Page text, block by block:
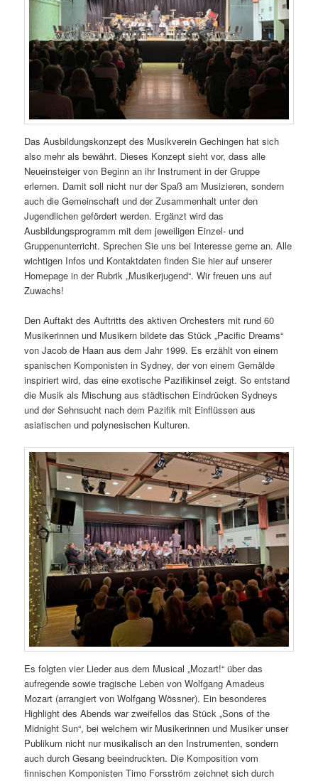
Das Ausbildungskonzept des Musikverein Gechingen hat sich
also mehr als bewährt. Dieses Konzept sieht vor, dass alle
Neueinsteiger von Beginn an ihr Instrument in der Gruppe
erlernen. Damit soll nicht nur der Spaß am Musizieren, sondern
auch die Gemeinschaft und der Zusammenhalt unter den
Jugendlichen gefördert werden. Ergänzt wird das
Ausbildungsprogramm mit dem jeweiligen Einzel- und
Gruppenunterricht. Sprechen Sie uns bei Interesse gerne an. Alle
wichtigen Infos und Kontaktdaten finden Sie hier auf unserer
Homepage in der Rubrik „Musikerjugend“. Wir freuen uns auf
Zuwachs!
Den Auftakt des Auftritts des aktiven Orchesters mit rund 60
Musikerinnen und Musikern bildete das Stück „Pacific Dreams“
von Jacob de Haan aus dem Jahr 1999. Es erzählt von einem
spanischen Komponisten in Sydney, der von einem Gemälde
inspiriert wird, das eine exotische Pazifikinsel zeigt. So entstand
die Musik als Mischung aus städtischen Eindrücken Sydneys
und der Sehnsucht nach dem Pazifik mit Einflüssen aus
asiatischen und polynesischen Kulturen.
Es folgten vier Lieder aus dem Musical „Mozart!“ über das
aufregende sowie tragische Leben von Wolfgang Amadeus
Mozart (arrangiert von Wolfgang Wössner). Ein besonderes
Highlight des Abends war zweifellos das Stück „Sons of the
Midnight Sun“, bei welchem wir Musikerinnen und Musiker unser
Publikum nicht nur musikalisch an den Instrumenten, sondern
auch durch Gesang beeindruckten. Die Komposition vom
finnischen Komponisten Timo Forsström zeichnet sich durch